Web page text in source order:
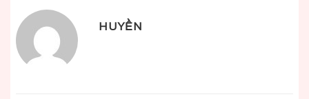
HUYỀN